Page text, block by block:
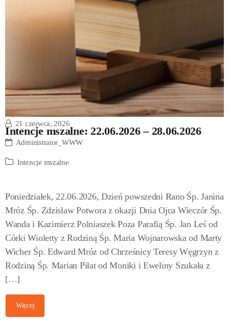
Intencje mszalne: 22.06.2026 – 28.06.2026
21 czerwca, 2026
Administrator_WWW
Intencje mszalne
Poniedziałek, 22.06.2026, Dzień powszedni Rano Śp. Janina
Mróz Śp. Zdzisław Potwora z okazji Dnia Ojca Wieczór Śp.
Wanda i Kazimierz Polniaszek Poza Parafią Śp. Jan Leś od
Córki Wioletty z Rodziną Śp. Maria Wojnarowska od Marty
Wicher Śp. Edward Mróz od Chrześnicy Teresy Węgrzyn z
Rodziną Śp. Marian Piłat od Moniki i Eweliny Szukała z
[…]
Więcej